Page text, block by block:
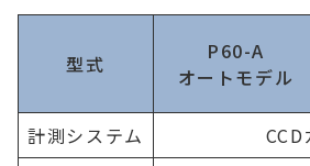
型式
P60-A
オートモデル
計測システム
CCD